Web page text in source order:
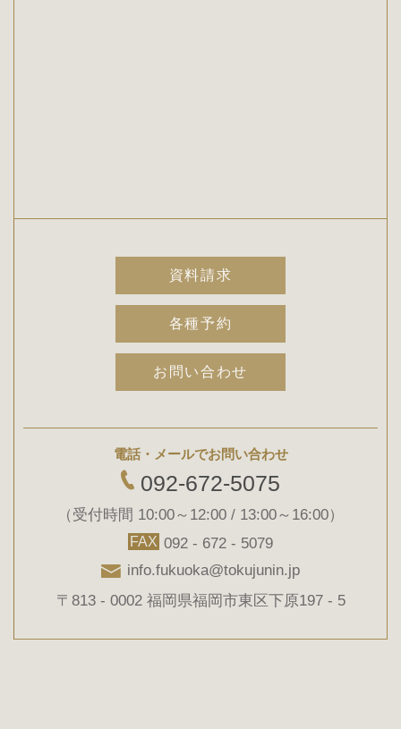
資料請求
各種予約
お問い合わせ
電話・メールでお問い合わせ
092-672-5075
（受付時間 10:00～12:00 / 13:00～16:00）
FAX 092 - 672 - 5079
info.fukuoka@tokujunin.jp
〒813 - 0002 福岡県福岡市東区下原197 - 5